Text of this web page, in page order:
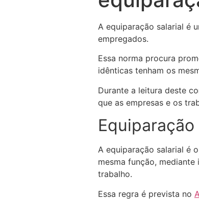
A equiparação salarial é
empregados.
Essa norma procura
idênticas tenham os
Durante a leitura deste
que as empresas e os
A equiparação salarial é
mesma função,
trabalho.
Essa regra é prevista no